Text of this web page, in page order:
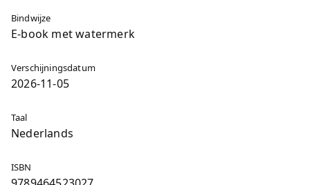
Bindwijze
E-book met watermerk
Verschijningsdatum
2026-11-05
Taal
Nederlands
ISBN